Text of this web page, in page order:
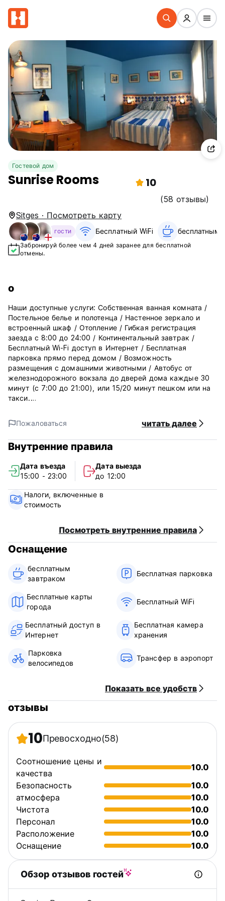
Гостевой дом
Sunrise Rooms 10
(58 отзывы)
Sitges · Посмотреть карту
гости Бесплатный WiFi бесплатным
Забронируй более чем 4 дней заранее для бесплатной
отмены.
о
Наши доступные услуги: Собственная ванная комната /
Постельное белье и полотенца / Настенное зеркало и
встроенный шкаф / Отопление / Гибкая регистрация
заезда с 8:00 до 24:00 / Континентальный завтрак /
Бесплатный Wi-Fi доступ в Интернет / Бесплатная
парковка прямо перед домом / Возможность
размещения с домашними животными / Автобус от
железнодорожного вокзала до дверей дома каждые 30
минут (с 7:00 до 21:00), или 15/20 минут пешком или на
такси.
Ограничения: Нет обслуживания номеров / «Ночные
посетители» и курение запрещены. (Нет проблем курить
в саду) / Нет кондиционера, но есть вентилятор.
Другие дополнительные услуги: Расслабляющий массаж
Пожаловаться читать далее
Внутренние правила
Дата въезда
15:00 - 23:00
Дата выезда
до 12:00
Налоги, включенные в
стоимость
Посмотреть внутренние правила
Оснащение
бесплатным
завтраком‎
Бесплатная парковка
Бесплатные карты
города
Бесплатный WiFi
Бесплатный доступ в
Интернет
Бесплатная камера
хранения
Парковка
велосипедов
Трансфер в аэропорт
Показать все удобств
отзывы
10Превосходно(58)
Соотношение цены и
качества
10.0
Безопасность
10.0
атмосфера
10.0
Чистота
10.0
Персонал
10.0
Расположение
10.0
Оснащение
10.0
Обзор отзывов гостей